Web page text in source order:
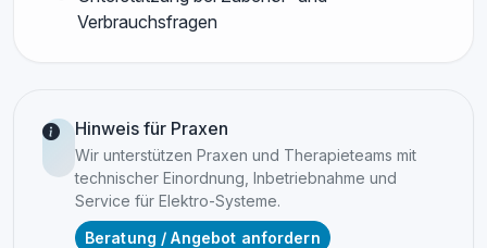
Verbrauchsfragen
Hinweis für Praxen
Wir unterstützen Praxen und Therapieteams mit
technischer Einordnung, Inbetriebnahme und
Service für Elektro-Systeme.
Beratung / Angebot anfordern